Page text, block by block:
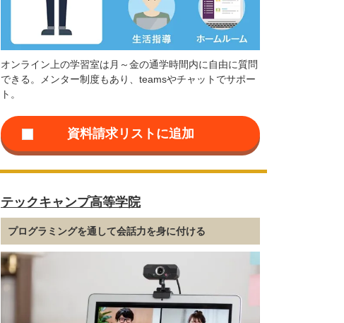
オンライン上の学習室は月～金の通学時間内に自由に質問
できる。メンター制度もあり、teamsやチャットでサポー
ト。
テックキャンプ高等学院
プログラミングを通して会話力を身に付ける